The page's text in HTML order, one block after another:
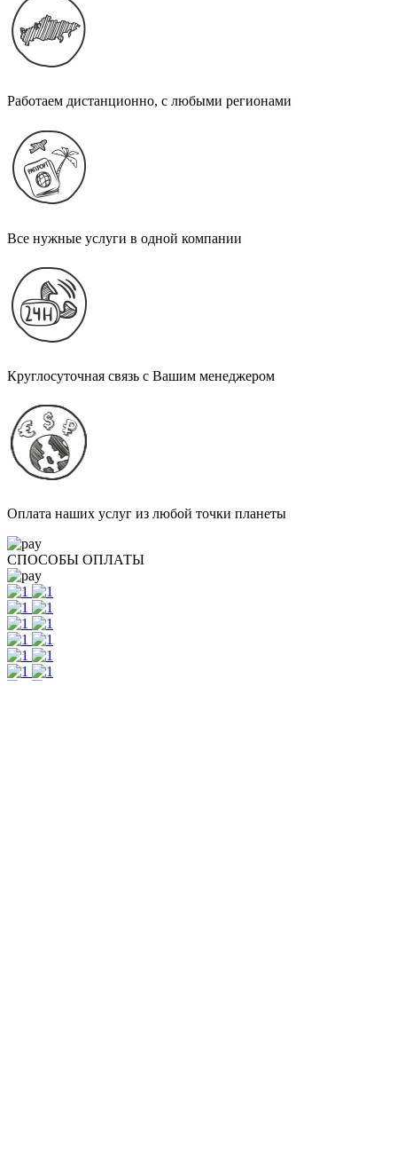
Работаем дистанционно, с любыми регионами
Все нужные услуги в одной компании
Круглосуточная связь с Вашим менеджером
Оплата наших услуг из любой точки планеты
СПОСОБЫ ОПЛАТЫ